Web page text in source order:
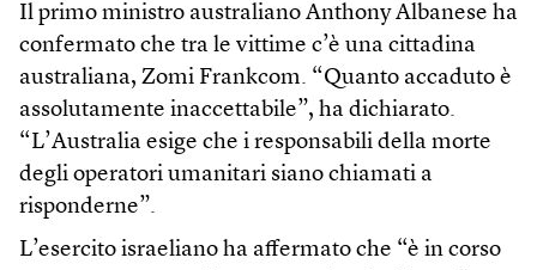
Il primo ministro australiano Anthony Albanese ha
confermato che tra le vittime c’è una cittadina
australiana, Zomi Frankcom. “Quanto accaduto è
assolutamente inaccettabile”, ha dichiarato.
“L’Australia esige che i responsabili della morte
degli operatori umanitari siano chiamati a
risponderne”.
L’esercito israeliano ha affermato che “è in corso